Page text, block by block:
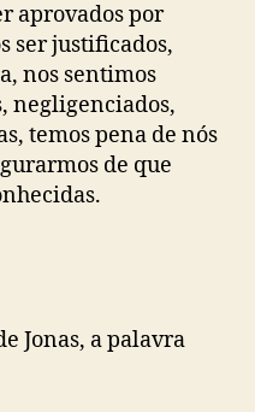
aprovados por
ser justificados,
nos sentimos
negligenciados,
temos pena de nós
de que
Jonas, a palavra